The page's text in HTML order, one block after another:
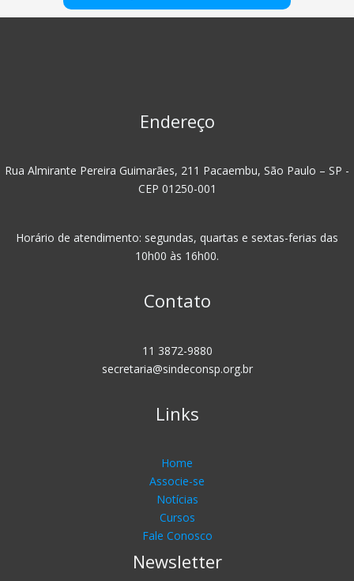
Endereço
Rua Almirante Pereira Guimarães, 211 Pacaembu, São Paulo – SP -
CEP 01250-001
Horário de atendimento: segundas, quartas e sextas-ferias das
10h00 às 16h00.
Contato
11 3872-9880
secretaria@sindeconsp.org.br
Links
Home
Associe-se
Notícias
Cursos
Fale Conosco
Newsletter